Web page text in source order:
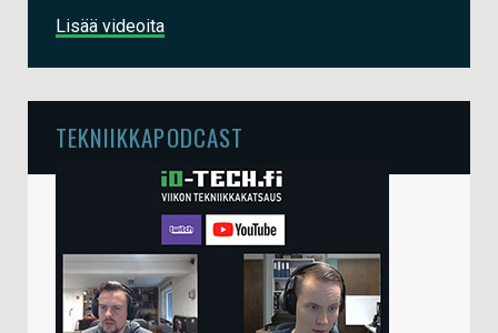
Lisää videoita
TEKNIIKKAPODCAST